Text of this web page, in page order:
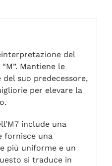
del
Mantiene le
suo predecessore,
per elevare la
include una
fornisce una
più uniforme e un
si traduce in